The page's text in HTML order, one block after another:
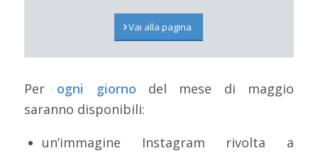
Vai alla pagina
Per ogni giorno del mese di maggio
saranno disponibili:
un’immagine Instagram rivolta a